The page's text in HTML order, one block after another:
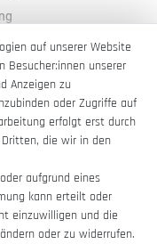
auf unserer Website
Besucher:innen unserer
Anzeigen zu
oder Zugriffe auf
erfolgt erst durch
die wir in den
aufgrund eines
kann erteilt oder
einzuwilligen und die
oder zu widerrufen.